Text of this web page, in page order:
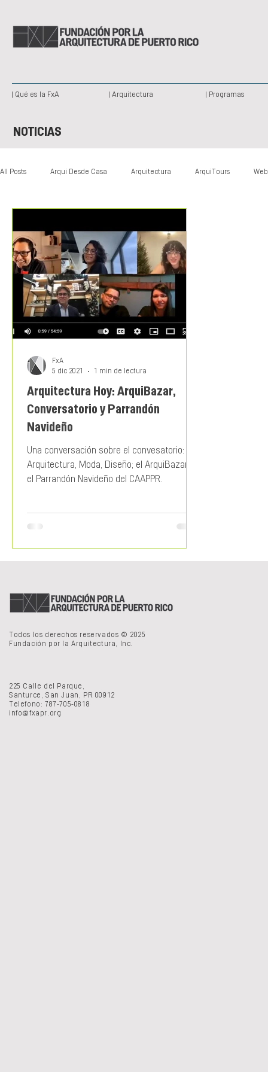
| Qué es la FxA | Arquitectura | Programas
NOTICIAS
All Posts Arqui Desde Casa Arquitectura ArquiTours
Somos Creativos
Arquitectura Hoy: ArquiBazar,
Conversatorio y Parrandón
Navideño
Una conversación sobre el convesatorio:
Arquitectura, Moda, Diseño; el ArquiBazar; y
el Parrandón Navideño del CAAPPR.
FxA
5 dic 2021
1 min de lectura
Todos los derechos reservados © 2025
Fundación por la Arquitectura, Inc.
225 Calle del Parque,
Santurce, San Juan, PR 00912
Telefono: 787-705-0818
info@fxapr.org